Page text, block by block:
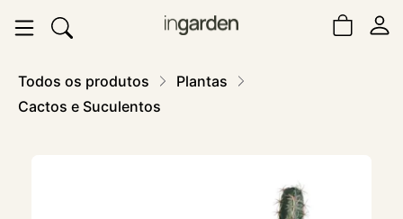
Todos os produtos
Plantas
Cactos e Suculentos